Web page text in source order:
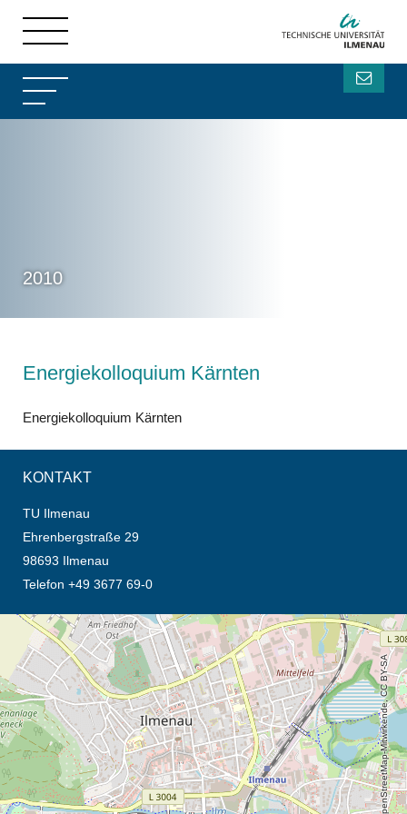
2010
Energiekolloquium Kärnten
Energiekolloquium Kärnten
KONTAKT
TU Ilmenau
Ehrenbergstraße 29
98693 Ilmenau
Telefon +49 3677 69-0
Öffnet die Anfahrtsbeschreibung in neuem Tab (Karte)
© OpenStreetMap-Mitwirkende, CC BY-SA